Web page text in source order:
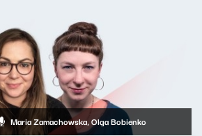
Maria Zamachowska, Olga Bobienko